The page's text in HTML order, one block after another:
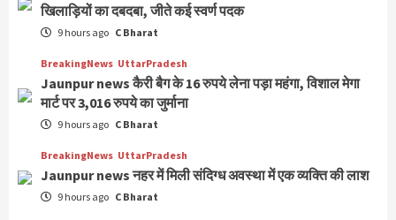
खिलाड़ियों का दबदबा, जीते कई स्वर्ण पदक
9 hours ago C Bharat
BreakingNews UttarPradesh
Jaunpur news कैरी बैग के 16 रुपये लेना पड़ा महंगा, विशाल मेगा
मार्ट पर 3,016 रुपये का जुर्माना
9 hours ago C Bharat
BreakingNews UttarPradesh
Jaunpur news नहर में मिली संदिग्ध अवस्था में एक व्यक्ति की लाश
9 hours ago C Bharat